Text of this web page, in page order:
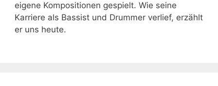
eigene Kompositionen gespielt. Wie seine
Karriere als Bassist und Drummer verlief, erzählt
er uns heute.